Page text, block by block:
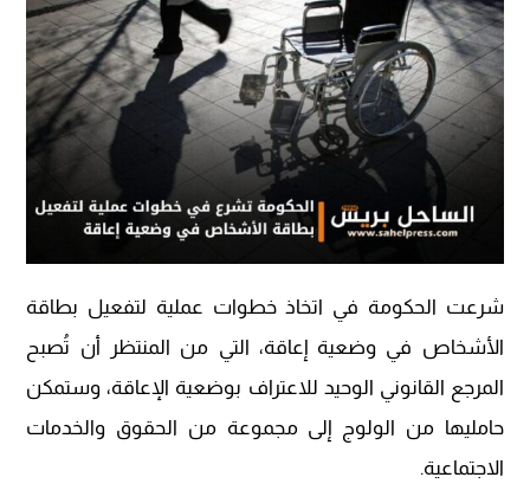
شرعت الحكومة في اتخاذ خطوات عملية لتفعيل بطاقة
الأشخاص في وضعية إعاقة، التي من المنتظر أن تُصبح
المرجع القانوني الوحيد للاعتراف بوضعية الإعاقة، وستمكن
حامليها من الولوج إلى مجموعة من الحقوق والخدمات
الاجتماعية.